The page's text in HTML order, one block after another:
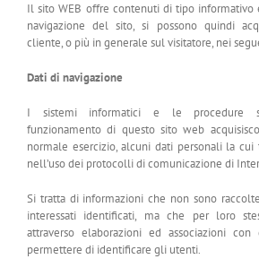
Il sito WEB offre contenuti di tipo informativo
navigazione del sito, si possono quindi
cliente, o più in generale sul visitatore, nei
Dati di navigazione
I sistemi informatici e le procedure
funzionamento di questo sito web
normale esercizio, alcuni dati personali la cui
nell’uso dei protocolli di comunicazione di
Si tratta di informazioni che non sono
interessati identificati, ma che per loro
attraverso elaborazioni ed associazioni
permettere di identificare gli utenti.